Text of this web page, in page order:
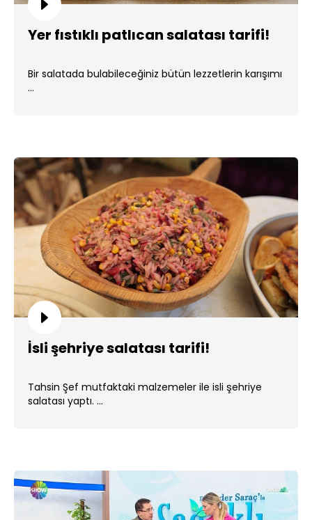
Yer fıstıklı patlıcan salatası tarifi!
Bir salatada bulabileceğiniz bütün lezzetlerin karışımı
...
İsli şehriye salatası tarifi!
Tahsin Şef mutfaktaki malzemeler ile isli şehriye
salatası yaptı. ...